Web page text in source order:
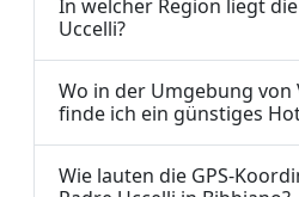
In welcher Region liegt
Uccelli?
Wo in der Umgebung von
finde ich ein günstiges
Wie lauten die GPS-